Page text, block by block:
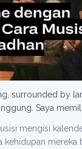
surrounded by
Saya
mengisi
kehidupan